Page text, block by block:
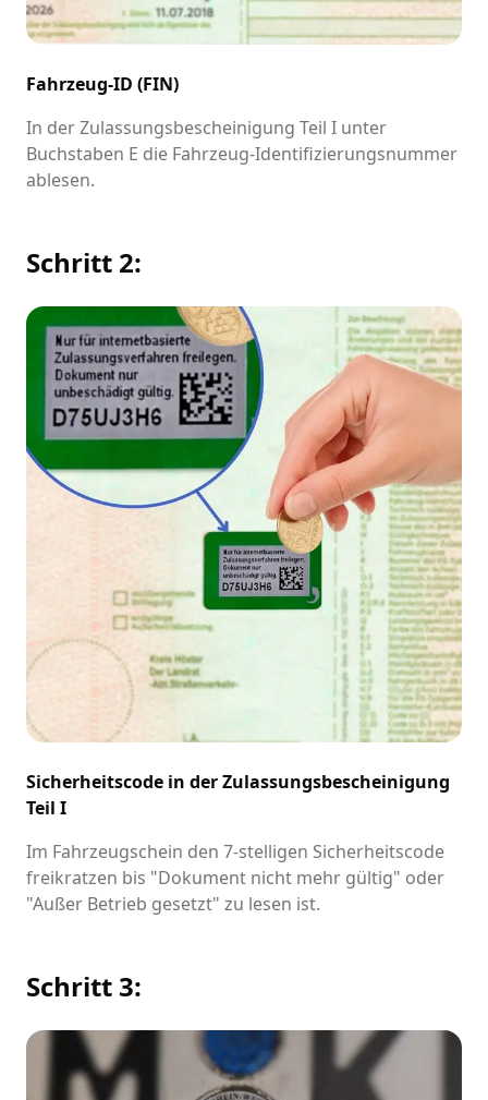
Fahrzeug-ID (FIN)
In der Zulassungsbescheinigung Teil I unter
Buchstaben E die Fahrzeug-Identifizierungsnummer
ablesen.
Schritt 2:
Sicherheitscode in der Zulassungsbescheinigung
Teil I
Im Fahrzeugschein den 7-stelligen Sicherheitscode
freikratzen bis "Dokument nicht mehr gültig" oder
"Außer Betrieb gesetzt" zu lesen ist.
Schritt 3: